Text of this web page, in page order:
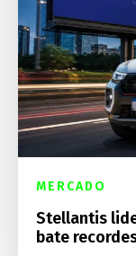
MERCADO
Stellantis
bate